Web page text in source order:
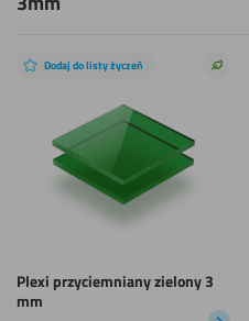
Dodaj do listy życzeń
Plexi przyciemniany zielony 3
mm